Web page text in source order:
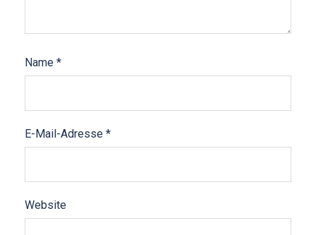
Name *
E-Mail-Adresse *
Website